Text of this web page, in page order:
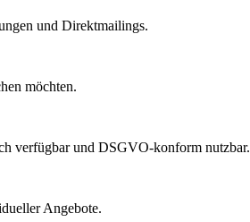
und Direktmailings.
möchten.
verfügbar und DSGVO-konform nutzbar.
Angebote.